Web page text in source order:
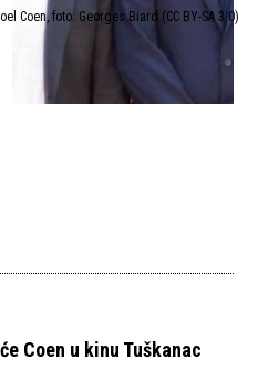
Coen, foto: Georges Biard (CC BY-SA 3.0)
Coen u kinu Tuškanac